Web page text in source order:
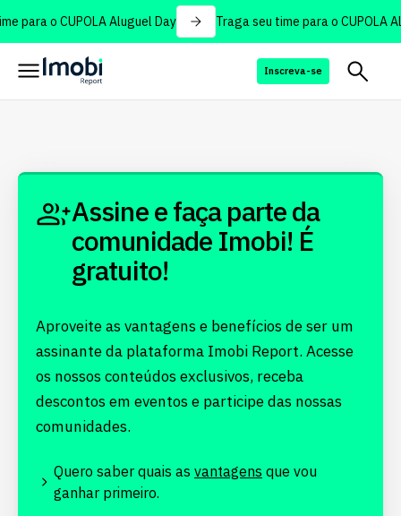
para o CUPOLA Aluguel Day Traga seu time para o CUPOLA
Inscreva-se
Assine e faça parte da
comunidade Imobi! É
gratuito!
Aproveite as vantagens e benefícios de ser um
assinante da plataforma Imobi Report. Acesse
os nossos conteúdos exclusivos, receba
descontos em eventos e participe das nossas
comunidades.
Quero saber quais as vantagens que vou
ganhar primeiro.